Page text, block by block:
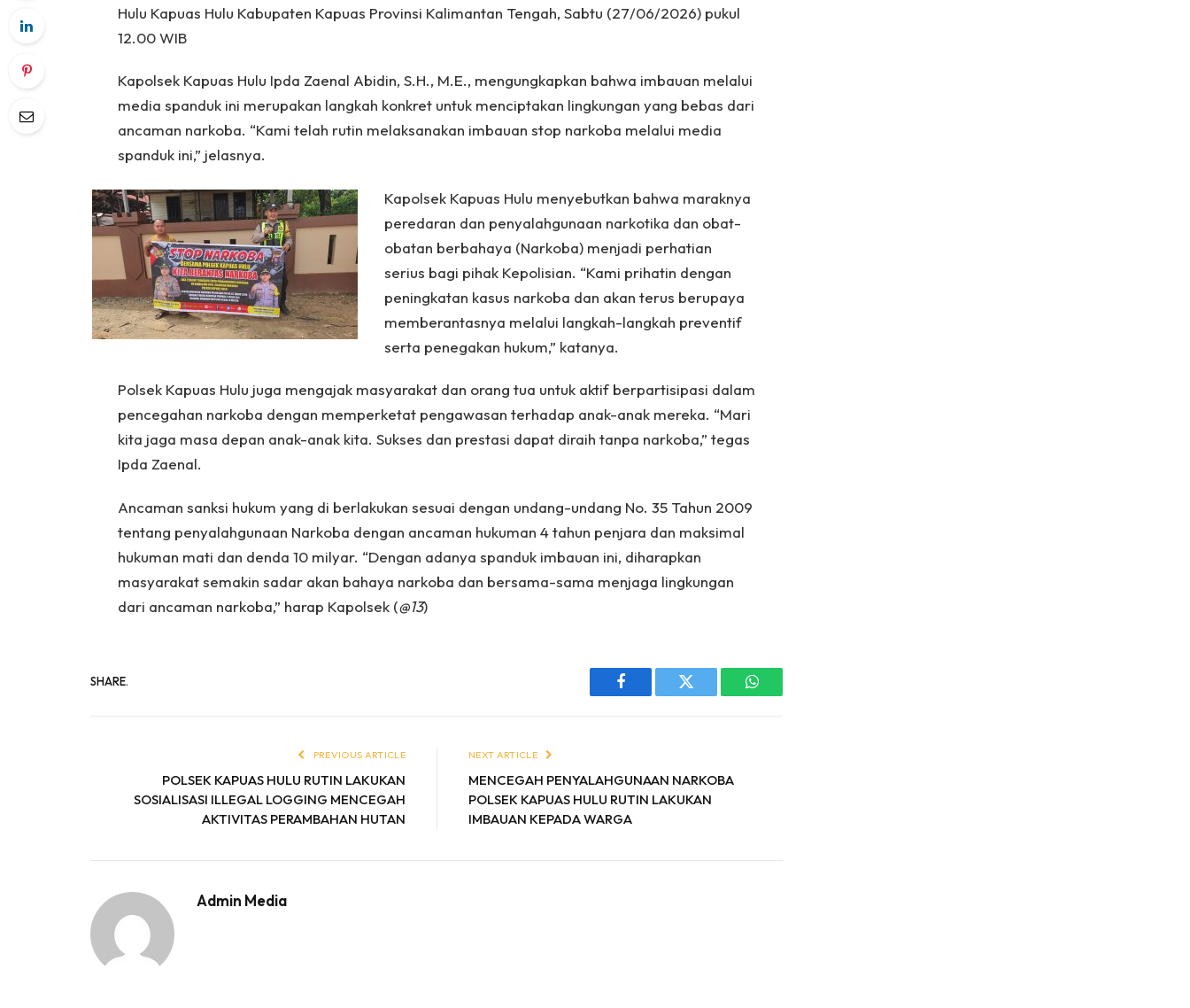
Hulu Kapuas Hulu Kabupaten Kapuas Provinsi Kalimantan Tengah, Sabtu (27/06/2026) pukul
12.00 WIB
Kapolsek Kapuas Hulu Ipda Zaenal Abidin, S.H., M.E., mengungkapkan bahwa imbauan melalui
media spanduk ini merupakan langkah konkret untuk menciptakan lingkungan yang bebas dari
ancaman narkoba. “Kami telah rutin melaksanakan imbauan stop narkoba melalui media
spanduk ini,” jelasnya.
Kapolsek Kapuas Hulu menyebutkan bahwa maraknya
peredaran dan penyalahgunaan narkotika dan obat-
obatan berbahaya (Narkoba) menjadi perhatian
serius bagi pihak Kepolisian. “Kami prihatin dengan
peningkatan kasus narkoba dan akan terus berupaya
memberantasnya melalui langkah-langkah preventif
serta penegakan hukum,” katanya.
Polsek Kapuas Hulu juga mengajak masyarakat dan orang tua untuk aktif berpartisipasi dalam
pencegahan narkoba dengan memperketat pengawasan terhadap anak-anak mereka. “Mari
kita jaga masa depan anak-anak kita. Sukses dan prestasi dapat diraih tanpa narkoba,” tegas
Ipda Zaenal.
Ancaman sanksi hukum yang di berlakukan sesuai dengan undang-undang No. 35 Tahun 2009
tentang penyalahgunaan Narkoba dengan ancaman hukuman 4 tahun penjara dan maksimal
hukuman mati dan denda 10 milyar. “Dengan adanya spanduk imbauan ini, diharapkan
masyarakat semakin sadar akan bahaya narkoba dan bersama-sama menjaga lingkungan
dari ancaman narkoba,” harap Kapolsek (@13)
SHARE.
Facebook Twitter WhatsApp
PREVIOUS ARTICLE
POLSEK KAPUAS HULU RUTIN LAKUKAN
SOSIALISASI ILLEGAL LOGGING MENCEGAH
AKTIVITAS PERAMBAHAN HUTAN
NEXT ARTICLE
MENCEGAH PENYALAHGUNAAN NARKOBA
POLSEK KAPUAS HULU RUTIN LAKUKAN
IMBAUAN KEPADA WARGA
Admin Media